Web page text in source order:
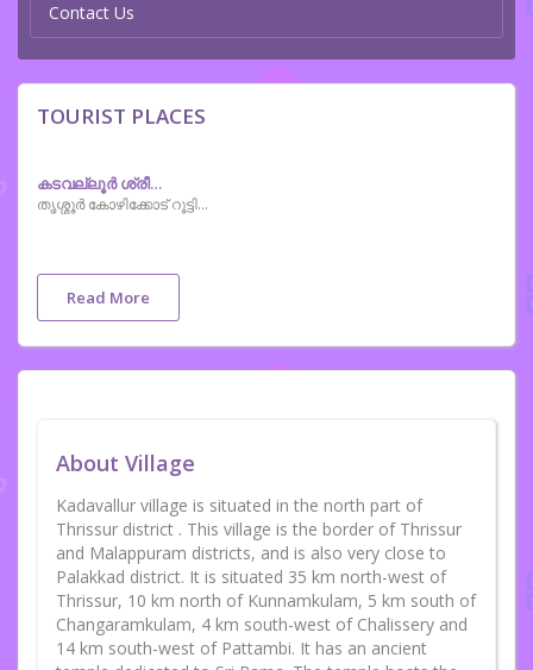
Contact Us
TOURIST PLACES
കടവല്ലൂര്‍ ശ്രീരാമ സ്വാമിക്ഷേത്രം
തൃശ്ശൂര്‍ കോഴിക്കോട് റൂട്ടില്‍ പെരുമ്പിലാവ് കഴിഞ്ഞ് കടവല്ലൂര്‍ എന്ന ഗ്രാമത്തില്‍ സ്ഥിതി ചെയ്യുന്ന വളരെ പുരാതനമായ ക്ഷേത്രമാണ് കടവല്ലൂര്‍ ശ്രീരാമ സ്വാമിക്ഷേത്രം. ഈ ക്ഷേത്രത്തിലെ പ്രതിഷ്ഠ ശ്രീരാമനായി സങ്കല്‍പ്പിക്കപ്പെടുന്നെങ്കിലും ചതുര്‍ബാഹുവായ മഹാവിഷ്ണുവാണ് . ഇവിടത്തെ വിഗ്രഹം ശ്രീരാമ ചന്ദ്രന്റെ പിതാവായ ദശരഥ മഹാരാജാവ് പൂജിച്ചിരുന്നതായി അറിയപ്പെടുന്നു.കടവല്ലൂര്‍ ശ്രീരാമ സ്വാമിക്ഷേത്രത്തിന് ഏകദേശം 5000 വര്‍ഷം പഴക്കമുണ്ടെന്ന് പറയപ്പെടുന്നു. കേരളത്തിലെ വൈദിക സംസ്കാരത്തിന്റെ അവശേഷിപ്പായ കടവല്ലൂര്‍ അന്യോന്യം ഈ ക്ഷേത്രത്തിന്റെ മുഖ്യ ആകര്‍ഷണമാണ്. ഇതിന് ഏകദേശം 400 വര്‍ഷം പഴക്കമുണ്ട് .
Read More
About Village
Kadavallur village is situated in the north part of
Thrissur district . This village is the border of Thrissur
and Malappuram districts, and is also very close to
Palakkad district. It is situated 35 km north-west of
Thrissur, 10 km north of Kunnamkulam, 5 km south of
Changaramkulam, 4 km south-west of Chalissery and
14 km south-west of Pattambi. It has an ancient